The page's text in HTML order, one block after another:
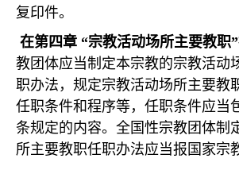
复印件。
在第四章 “宗教活动场所主要教职”
教团体应当制定本宗教的宗教活动
职办法，规定宗教活动场所主要教
任职条件和程序等，任职条件应当
条规定的内容。全国性宗教团体制
所主要教职任职办法应当报国家宗